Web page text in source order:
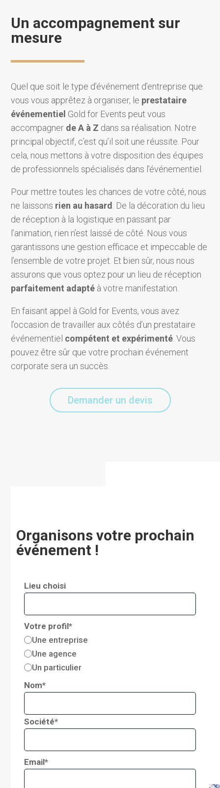
Un accompagnement sur
mesure
Quel que soit le type d’événement d’entreprise que
vous vous apprêtez à organiser, le prestataire
événementiel Gold for Events peut vous
accompagner de A à Z dans sa réalisation. Notre
principal objectif, c’est qu’il soit une réussite. Pour
cela, nous mettons à votre disposition des équipes
de professionnels spécialisés dans l’événementiel.
Pour mettre toutes les chances de votre côté, nous
ne laissons rien au hasard . De la décoration du lieu
de réception à la logistique en passant par
l’animation, rien n’est laissé de côté. Nous vous
garantissons une gestion efficace et impeccable de
l’ensemble de votre projet. Et bien sûr, nous nous
assurons que vous optez pour un lieu de réception
parfaitement adapté à votre manifestation.
En faisant appel à Gold for Events, vous avez
l’occasion de travailler aux côtés d’un prestataire
événementiel compétent et expérimenté . Vous
pouvez être sûr que votre prochain événement
corporate sera un succès.
Demander un devis
Organisons votre prochain
événement !
Lieu choisi
Votre profil*
Une entreprise
Une agence
Un particulier
Nom*
Société*
Email*